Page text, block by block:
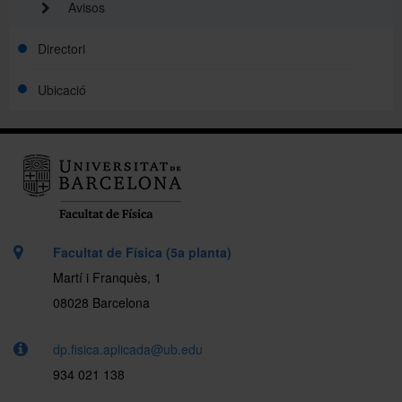
Avisos
Directori
Ubicació
Facultat de Física (5a planta)
Martí i Franquès, 1
08028 Barcelona
dp.fisica.aplicada@ub.edu
934 021 138